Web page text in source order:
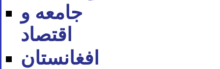
جامعه و
اقتصاد
افغانستان